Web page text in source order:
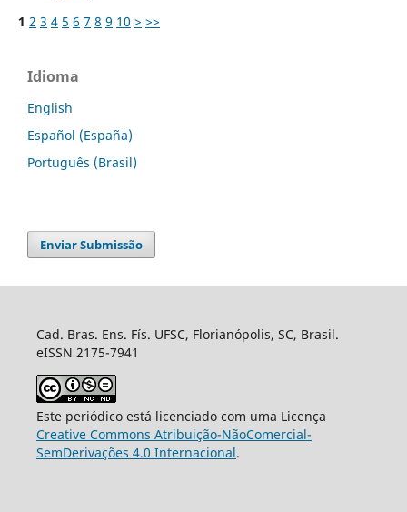
1 2 3 4 5 6 7 8 9 10 > >>
Idioma
English
Español (España)
Português (Brasil)
Enviar Submissão
Cad. Bras. Ens. Fís. UFSC, Florianópolis, SC, Brasil.
eISSN 2175-7941
Este periódico está licenciado com uma Licença
Creative Commons Atribuição-NãoComercial-
SemDerivações 4.0 Internacional.